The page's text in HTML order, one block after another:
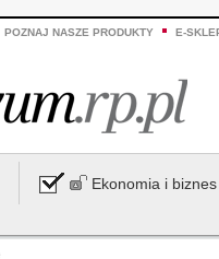
POZNAJ NASZE PRODUKTY E-
Ekonomia i biznes